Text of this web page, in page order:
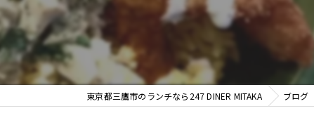
東京都三鷹市のランチなら247 DINER MITAKA ブログ